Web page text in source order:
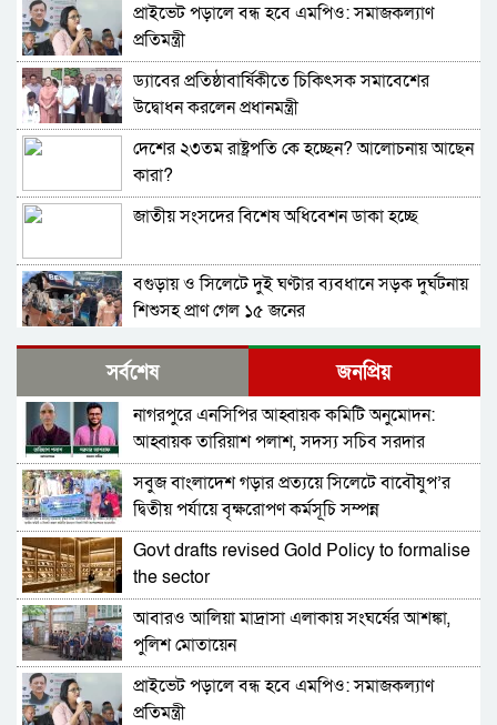
প্রাইভেট পড়ালে বন্ধ হবে এমপিও: সমাজকল্যাণ
প্রতিমন্ত্রী
ড্যাবের প্রতিষ্ঠাবার্ষিকীতে চিকিৎসক সমাবেশের
উদ্বোধন করলেন প্রধানমন্ত্রী
দেশের ২৩তম রাষ্ট্রপতি কে হচ্ছেন? আলোচনায় আছেন
কারা?
জাতীয় সংসদের বিশেষ অধিবেশন ডাকা হচ্ছে
বগুড়ায় ও সিলেটে দুই ঘণ্টার ব্যবধানে সড়ক দুর্ঘটনায়
শিশুসহ প্রাণ গেল ১৫ জনের
বিমানবন্দরে ভিআইপি-সিআইপিসহ সবাইকে তল্লাশির
নির্দেশ
বিটিভির মহাপরিচালক হলেন কাজী জেসিন
র‍্যাব বিলুপ্ত করে আনা হচ্ছে নতুন বাহিনী
ভারত সফরের সিদ্ধান্ত প্রধানমন্ত্রী নেবেন: পররাষ্ট্র
প্রতিমন্ত্রী
সচিব পদে পদোন্নতি পেলেন জেসমিন নাহার
পুলিশের ৭ কর্মকর্তাকে বদলি
সর্বশেষ জনপ্রিয়
নাগরপুরে এনসিপির আহ্বায়ক কমিটি অনুমোদন:
আহ্বায়ক তারিয়াশ পলাশ, সদস্য সচিব সরদার
আশরাফ
সবুজ বাংলাদেশ গড়ার প্রত্যয়ে সিলেটে বাবৌযুপ’র
দ্বিতীয় পর্যায়ে বৃক্ষরোপণ কর্মসূচি সম্পন্ন
Govt drafts revised Gold Policy to formalise
the sector
আবারও আলিয়া মাদ্রাসা এলাকায় সংঘর্ষের আশঙ্কা,
পুলিশ মোতায়েন
প্রাইভেট পড়ালে বন্ধ হবে এমপিও: সমাজকল্যাণ
প্রতিমন্ত্রী